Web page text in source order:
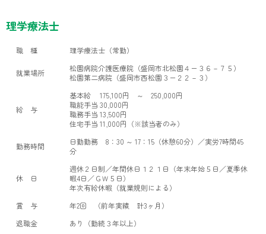
理学療法士
職 種 理学療法士（常勤）
就業場所
松園病院介護医療院（盛岡市北松園４ー３６－７５）
松園第二病院（盛岡市西松園３ー２２－３）
給 与
基本給 175,100円 ～ 250,000円
職能手当 30,000円
職務手当 13,500円
住宅手当 11,000円（※該当者のみ）
勤務時間
日勤勤務 8：30 ～ 17：15（休憩60分）／実労7時間45
分
休 日
週休２日制／年間休日１２１日（年末年始５日／夏季休
暇4日／ＧＷ５日）
年次有給休暇（就業規則による）
賞 与
年2回 （前年実績 計3ヶ月）
退職金
あり（勤続３年以上）